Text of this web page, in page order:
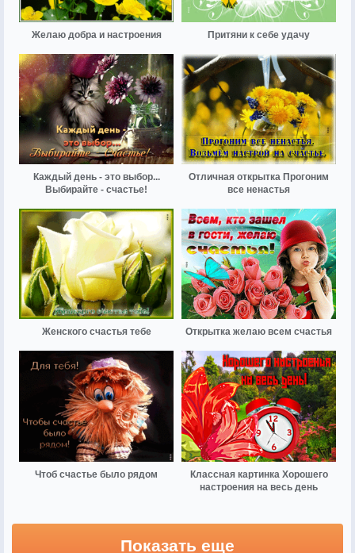
Желаю добра и настроения Притяни к себе удачу
Каждый день - это выбор...
Выбирайте - счастье!
Отличная открытка Прогоним
все ненастья
Женского счастья тебе Открытка желаю всем счастья
Чтоб счастье было рядом
Классная картинка Хорошего
настроения на весь день
Показать еще